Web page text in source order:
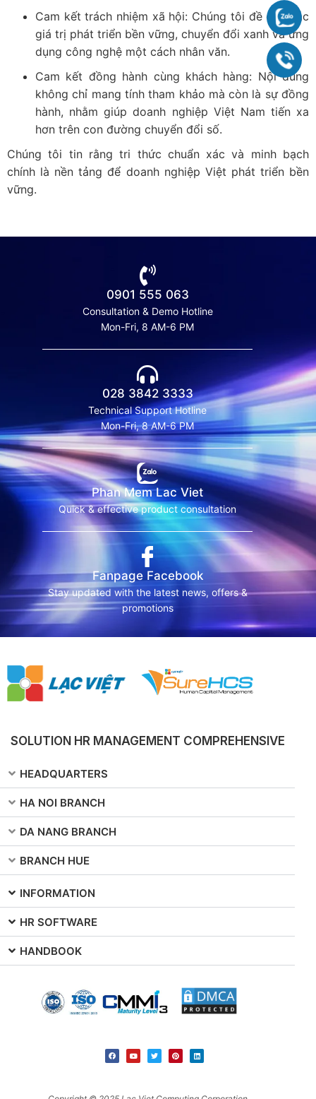
Cam kết trách nhiệm xã hội: Chúng tôi đề cao các
giá trị phát triển bền vững, chuyển đổi xanh và ứng
dụng công nghệ một cách nhân văn.
Cam kết đồng hành cùng khách hàng: Nội dung
không chỉ mang tính tham khảo mà còn là sự đồng
hành, nhằm giúp doanh nghiệp Việt Nam tiến xa
hơn trên con đường chuyển đổi số.
Chúng tôi tin rằng tri thức chuẩn xác và minh bạch
chính là nền tảng để doanh nghiệp Việt phát triển bền
vững.
0901 555 063
Consultation & Demo Hotline
Mon-Fri, 8 AM-6 PM
028 3842 3333
Technical Support Hotline
Mon-Fri, 8 AM-6 PM
Phan Mem Lac Viet
Quick & effective product consultation
Fanpage Facebook
Stay updated with the latest news, offers &
promotions
SOLUTION HR MANAGEMENT COMPREHENSIVE
HEADQUARTERS
HA NOI BRANCH
DA NANG BRANCH
BRANCH HUE
INFORMATION
HR SOFTWARE
HANDBOOK